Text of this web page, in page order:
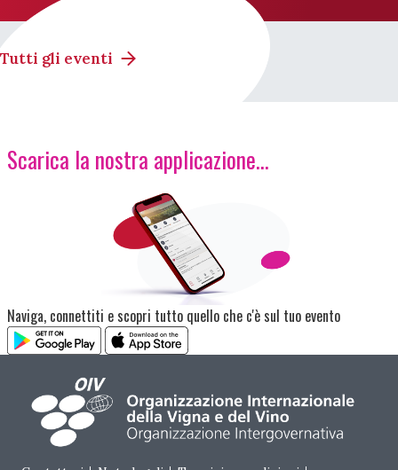
Tutti gli eventi
Scarica la nostra applicazione...
Immagine
Naviga, connettiti e scopri tutto quello che c'è sul tuo evento